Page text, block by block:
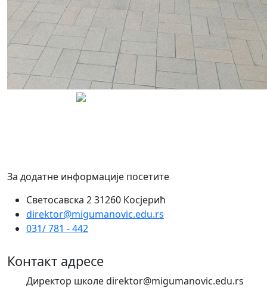
За додатне информације посетите
Светосавска 2 31260 Косјерић
direktor@migumanovic.edu.rs
031/ 781 - 442
Контакт адресе
Директор школе direktor@migumanovic.edu.rs